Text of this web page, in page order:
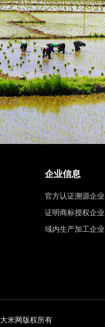
企业信息
官方认证溯源企业
证明商标授权企业
域内生产加工企业
米网版权所有